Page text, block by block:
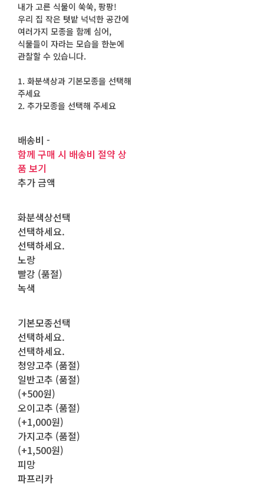
내가 고른 식물이 쑥쑥, 팡팡!
우리 집 작은 텃밭 넉넉한 공간에
여러가지 모종을 함께 심어,
식물들이 자라는 모습을 한눈에
관찰할 수 있습니다.
1. 화분색상과 기본모종을 선택해
주세요
2. 추가모종을 선택해 주세요
배송비 -
함께 구매 시 배송비 절약 상
품 보기
추가 금액
화분색상선택
선택하세요.
선택하세요.
노랑
빨강 (품절)
녹색
기본모종선택
선택하세요.
선택하세요.
청양고추 (품절)
일반고추 (품절)
(+500원)
오이고추 (품절)
(+1,000원)
가지고추 (품절)
(+1,500원)
피망
파프리카